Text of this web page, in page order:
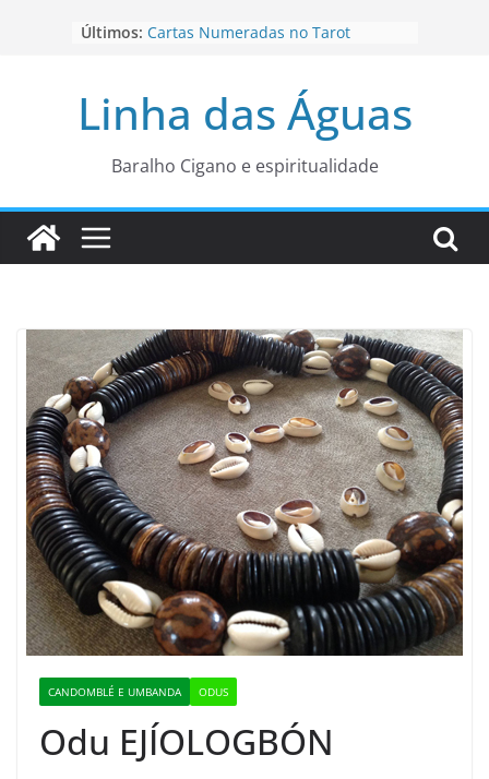
Últimos: Cartas Numeradas no Tarot
para está fase
Os Naipes no Tarot
Cartas da Corte no Tarot
Linha das Águas
Baralho Cigano e espiritualidade
CANDOMBLÉ E UMBANDA ODUS
Odu EJÍOLOGBÓN